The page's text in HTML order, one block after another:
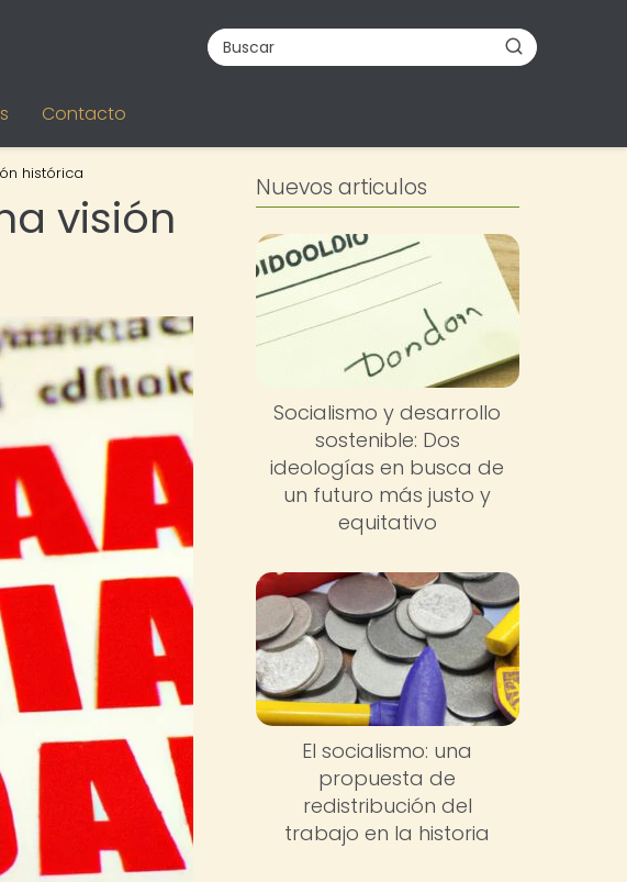
Contacto
histórica
visión
Nuevos articulos
Socialismo y desarrollo
sostenible: Dos
ideologías en busca de
un futuro más justo y
equitativo
El socialismo: una
propuesta de
redistribución del
trabajo en la historia